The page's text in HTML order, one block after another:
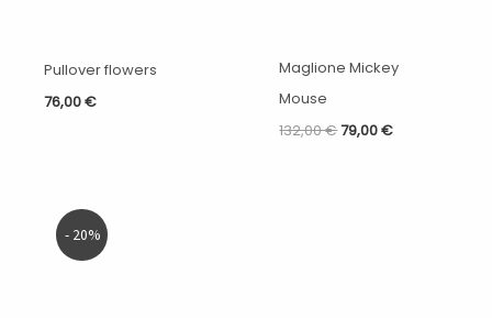
Pullover flowers
76,00€
Maglione Mickey
Mouse
132,00€79,00€
- 20%
Il
prezzo
originale